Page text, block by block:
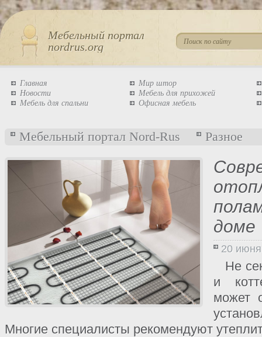
Мебельный портал
nordrus.org
Главная
Новости
Мебель для спальни
Мир штор
Мебель для прихожей
Офисная мебель
Мебельный портал Nord-Rus Разное
доме
20 июня
Не
и
может
Многие специалисты рекомендуют